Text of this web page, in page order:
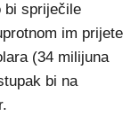
bi spriječile
im prijete
(34 milijuna
bi na